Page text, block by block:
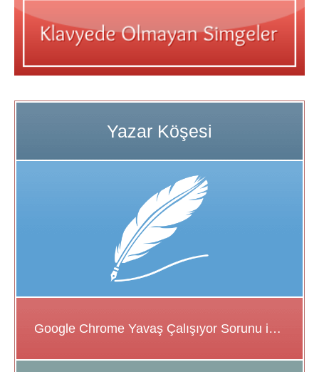
Google Chrome Yavaş Çalışıyor Sorunu için Çözüm Önerileri